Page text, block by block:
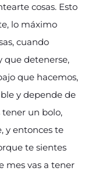
cosas. Esto
lo máximo
cuando
que detenerse,
que hacemos,
y depende de
tener un bolo,
y entonces te
te sientes
mes vas a tener